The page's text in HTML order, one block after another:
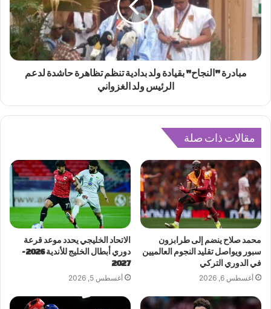
مبادرة "النجاح" بقيادة ولد بدادية تنظم تظاهرة حاشدة لدعم
الرئيس ولد الغزواني
مقالات ذات صلة
محمد صلاح ينضم إلى طرابزون
سبور ويواصل تقليد النجوم العالميين
في الدوري التركي
أغسطس 6, 2026
الاتحاد الخليجي يحدد موعد قرعة
دوري أبطال الخليج للأندية 2026-
2027
أغسطس 5, 2026